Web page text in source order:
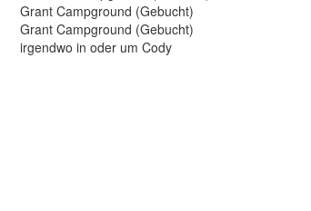
Grant Campground (Gebucht)
Grant Campground (Gebucht)
irgendwo in oder um Cody